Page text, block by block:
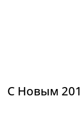
С Новым